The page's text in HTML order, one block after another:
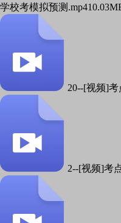
学校考模拟预测.mp4
20--[视频]
2--[视频]考